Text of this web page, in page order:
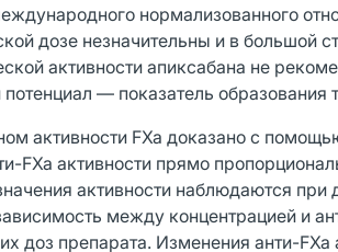
нормализованного
дозе незначительны и в большой
активности апиксабана не
— показатель образования
активности FXa доказано с
FXa активности прямо
активности наблюдаются
между концентрацией и
доз препарата. Изменения анти-